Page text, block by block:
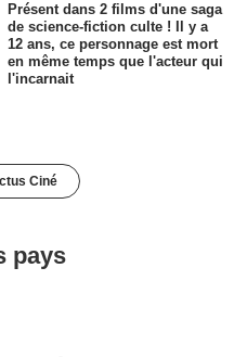
Présent dans 2 films d'une saga
de science-fiction culte ! Il y a
12 ans, ce personnage est mort
en même temps que l'acteur qui
l'incarnait
Ciné
pays